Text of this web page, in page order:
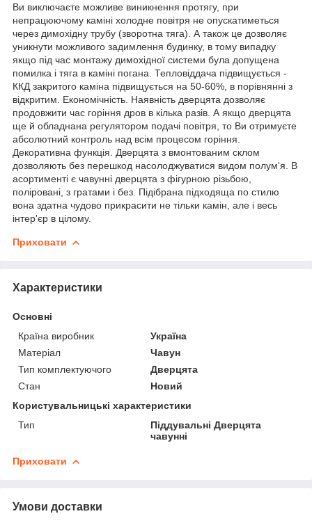
Ви виключаєте можливе виникнення протягу, при
непрацюючому каміні холодне повітря не опускатиметься
через димохідну трубу (зворотна тяга). А також це дозволяє
уникнути можливого задимлення будинку, в тому випадку
якщо під час монтажу димохідної системи була допущена
помилка і тяга в каміні погана. Тепловіддача підвищується -
ККД закритого каміна підвищується на 50-60%, в порівнянні з
відкритим. Економічність. Наявність дверцята дозволяє
продовжити час горіння дров в кілька разів. А якщо дверцята
ще й обладнана регулятором подачі повітря, то Ви отримуєте
абсолютний контроль над всім процесом горіння.
Декоративна функція. Дверцята з вмонтованим склом
дозволяють без перешкод насолоджуватися видом полум'я. В
асортименті є чавунні дверцята з фігурною різьбою,
поліровані, з гратами і без. Підібрана підходяща по стилю
вона здатна чудово прикрасити не тільки камін, але і весь
інтер'єр в цілому.
Приховати
Характеристики
Основні
Країна виробник
Україна
Матеріал
Чавун
Тип комплектуючого
Дверцята
Стан
Новий
Користувальницькі характеристики
Тип
Піддувальні Дверцята
чавунні
Приховати
Умови доставки